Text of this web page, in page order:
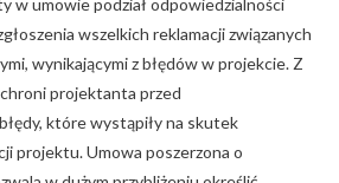
wszelkich reklamacji związanych
wynikającymi z błędów w projekcie. Z
projektanta przed
które wystąpiły na skutek
projektu. Umowa poszerzona o